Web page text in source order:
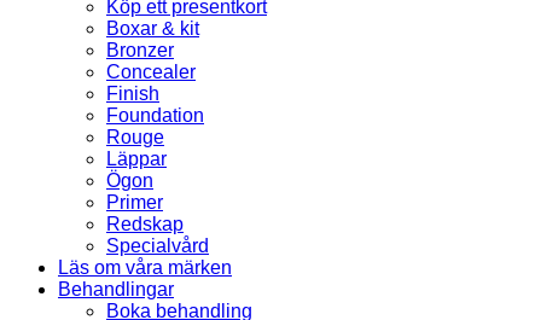
Köp ett presentkort
Boxar & kit
Bronzer
Concealer
Finish
Foundation
Rouge
Läppar
Ögon
Primer
Redskap
Specialvård
Läs om våra märken
Behandlingar
Boka behandling